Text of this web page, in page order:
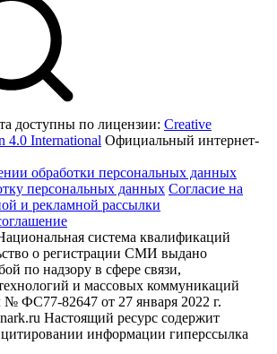
доступны по лицензии: Creative
4.0 International Официальный интернет-
обработки персональных данных
персональных данных Согласие на
и рекламной рассылки
система квалификаций
о регистрации СМИ выдано
по надзору в сфере связи,
и массовых коммуникаций
№ ФС77-82647 от 27 января 2022 г.
Настоящий ресурс содержит
информации гиперссылка